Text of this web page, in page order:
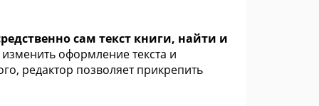
сам текст книги, найти и
оформление текста и
редактор позволяет прикрепить